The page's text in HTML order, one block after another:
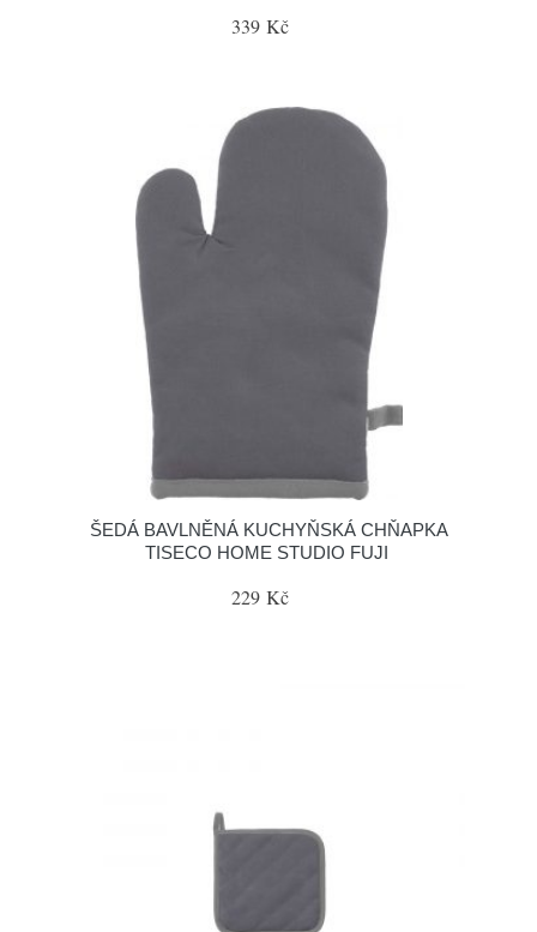
339 Kč
ŠEDÁ BAVLNĚNÁ KUCHYŇSKÁ CHŇAPKA
TISECO HOME STUDIO FUJI
229 Kč